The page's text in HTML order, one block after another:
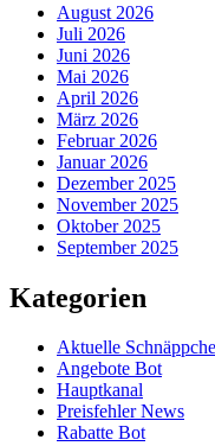
August 2026
Juli 2026
Juni 2026
Mai 2026
April 2026
März 2026
Februar 2026
Januar 2026
Dezember 2025
November 2025
Oktober 2025
September 2025
Kategorien
Aktuelle
Angebote Bot
Hauptkanal
Preisfehler News
Rabatte Bot